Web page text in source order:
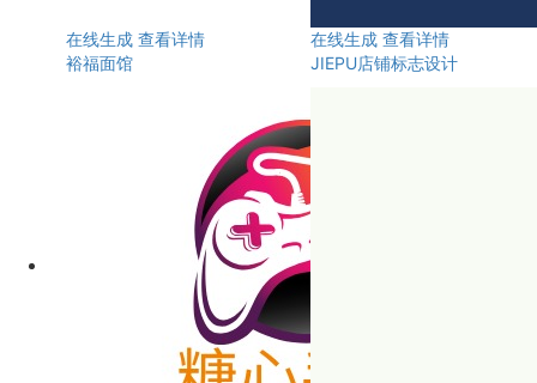
在线生成 查看详情
裕福面馆
在线生成 查看详情
JIEPU店铺标志设计